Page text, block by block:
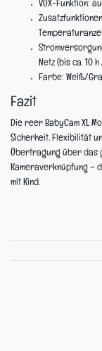
VOX-Funktion:
Netz (bis ca. 10
Farbe: Weiß/
Fazit
Die reer BabyCam XL
Sicherheit, Flexibilität
Übertragung über das
Kameraverknüpfung –
mit Kind.